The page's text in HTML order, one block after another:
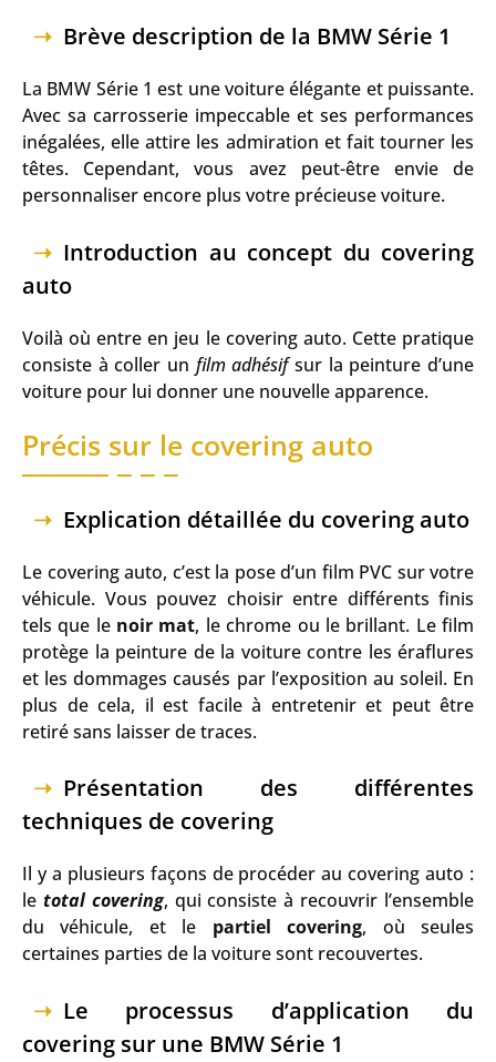
Brève description de la BMW Série 1
La BMW Série 1 est une voiture élégante et puissante.
Avec sa carrosserie impeccable et ses performances
inégalées, elle attire les admiration et fait tourner les
têtes. Cependant, vous avez peut-être envie de
personnaliser encore plus votre précieuse voiture.
Introduction au concept du covering
auto
Voilà où entre en jeu le covering auto. Cette pratique
consiste à coller un film adhésifsur la peinture d’une
voiture pour lui donner une nouvelle apparence.
Précis sur le covering auto
Explication détaillée du covering auto
Le covering auto, c’est la pose d’un film PVC sur votre
véhicule. Vous pouvez choisir entre différents finis
tels que le noir mat, le chrome ou le brillant. Le film
protège la peinture de la voiture contre les éraflures
et les dommages causés par l’exposition au soleil. En
plus de cela, il est facile à entretenir et peut être
retiré sans laisser de traces.
Présentation des différentes
techniques de covering
Il y a plusieurs façons de procéder au covering auto :
le total covering, qui consiste à recouvrir l’ensemble
du véhicule, et le partiel covering, où seules
certaines parties de la voiture sont recouvertes.
Le processus d’application du
covering sur une BMW Série 1